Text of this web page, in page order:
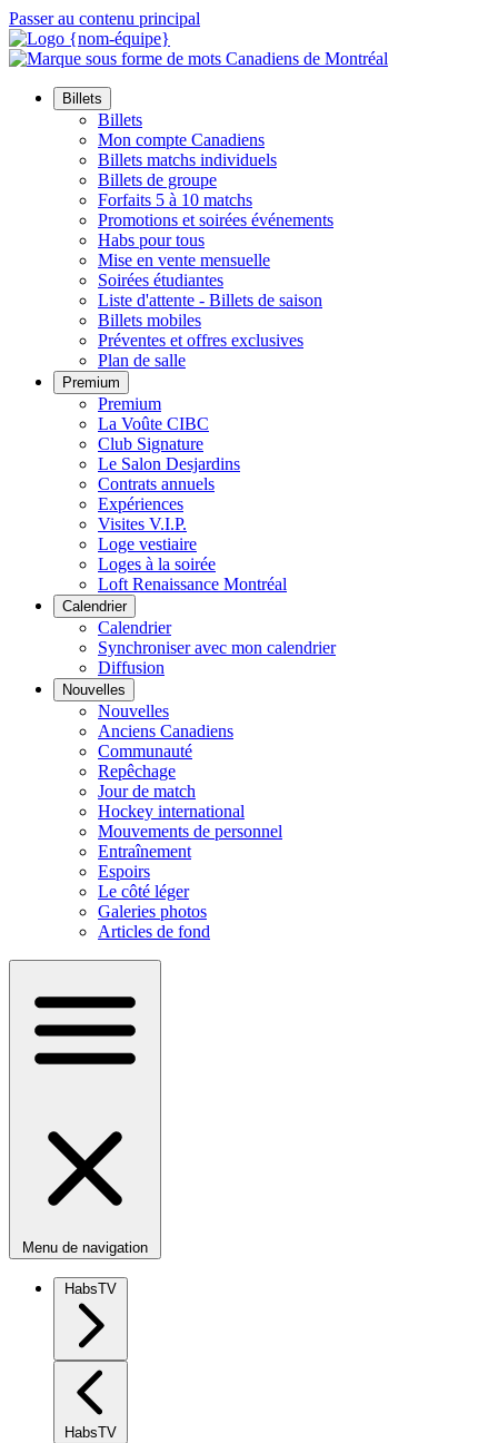
Passer au contenu principal
Billets
Billets
Mon compte Canadiens
Billets matchs individuels
Billets de groupe
Forfaits 5 à 10 matchs
Promotions et soirées événements
Habs pour tous
Mise en vente mensuelle
Soirées étudiantes
Liste d'attente - Billets de saison
Billets mobiles
Préventes et offres exclusives
Plan de salle
Premium
Premium
La Voûte CIBC
Club Signature
Le Salon Desjardins
Contrats annuels
Expériences
Visites V.I.P.
Loge vestiaire
Loges à la soirée
Loft Renaissance Montréal
Calendrier
Calendrier
Synchroniser avec mon calendrier
Diffusion
Nouvelles
Nouvelles
Anciens Canadiens
Communauté
Repêchage
Jour de match
Hockey international
Mouvements de personnel
Entraînement
Espoirs
Le côté léger
Galeries photos
Articles de fond
Menu de navigation
HabsTV
HabsTV